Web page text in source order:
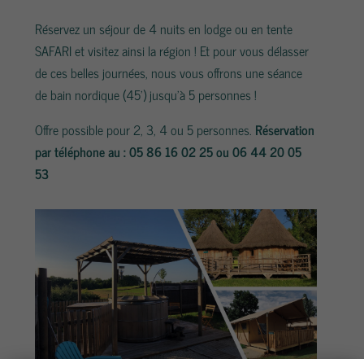
Réservez un séjour de 4 nuits en lodge ou en tente
SAFARI et visitez ainsi la région ! Et pour vous délasser
de ces belles journées, nous vous offrons une séance
de bain nordique (45’) jusqu’à 5 personnes !
Offre possible pour 2, 3, 4 ou 5 personnes. Réservation
par téléphone au :05 86 16 02 25ou06 44 20 05
53